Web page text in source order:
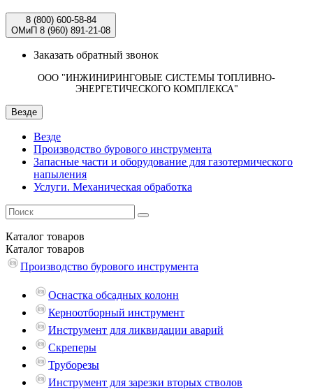
8 (800) 600-58-84
ОМиП 8 (960) 891-21-08
Заказать обратный звонок
ООО "ИНЖИНИРИНГОВЫЕ СИСТЕМЫ ТОПЛИВНО-
ЭНЕРГЕТИЧЕСКОГО КОМПЛЕКСА"
Везде
Везде
Производство бурового инструмента
Запасные части и оборудование для газотермического
напыления
Услуги. Механическая обработка
Каталог товаров
Каталог товаров
Производство бурового инструмента
Оснастка обсадных колонн
Керноотборный инструмент
Инструмент для ликвидации аварий
Скреперы
Труборезы
Инструмент для зарезки вторых стволов